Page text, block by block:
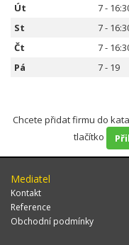
Út
7 -
St
7 -
Čt
7 -
Pá
7 - 19
Chcete přidat firmu do
tlačítko
Mediatel
Kontakt
Reference
Obchodní podmínky